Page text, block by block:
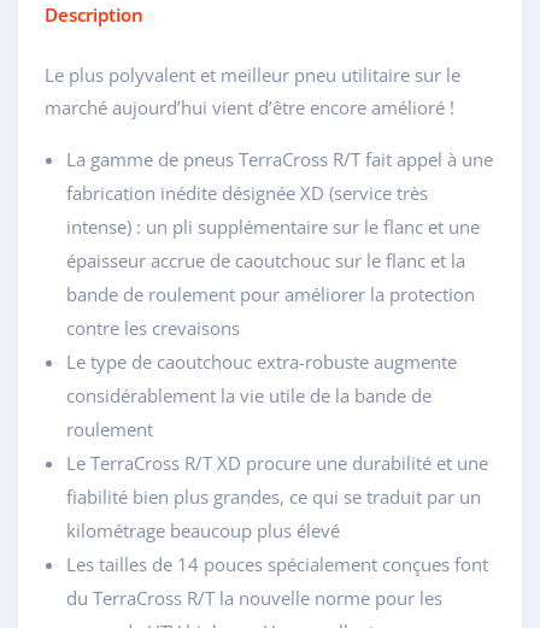
Description
Le plus polyvalent et meilleur pneu utilitaire sur le
marché aujourd’hui vient d’être encore amélioré !
La gamme de pneus TerraCross R/T fait appel à une
fabrication inédite désignée XD (service très
intense) : un pli supplémentaire sur le flanc et une
épaisseur accrue de caoutchouc sur le flanc et la
bande de roulement pour améliorer la protection
contre les crevaisons
Le type de caoutchouc extra-robuste augmente
considérablement la vie utile de la bande de
roulement
Le TerraCross R/T XD procure une durabilité et une
fiabilité bien plus grandes, ce qui se traduit par un
kilométrage beaucoup plus élevé
Les tailles de 14 pouces spécialement conçues font
du TerraCross R/T la nouvelle norme pour les